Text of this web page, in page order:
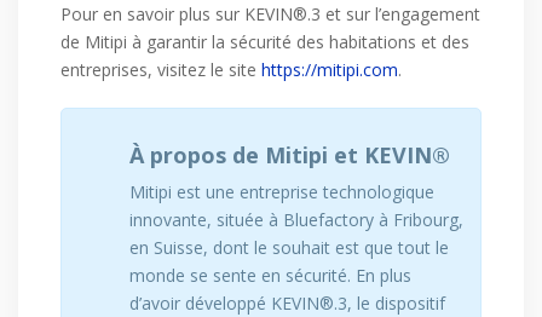
Pour en savoir plus sur KEVIN®.3 et sur l’engagement
de Mitipi à garantir la sécurité des habitations et des
entreprises, visitez le site https://mitipi.com.
À propos de Mitipi et KEVIN®
Mitipi est une entreprise technologique
innovante, située à Bluefactory à Fribourg,
en Suisse, dont le souhait est que tout le
monde se sente en sécurité. En plus
d’avoir développé KEVIN®.3, le dispositif